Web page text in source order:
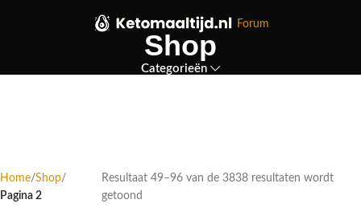
Forum
Shop
Categorieën
Home Shop
Pagina 2
Resultaat 49–96 van de 3838 resultaten wordt
getoond